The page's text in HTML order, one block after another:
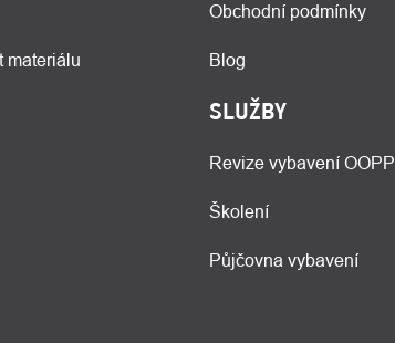
materiálu
Obchodní podmínky
Blog
SLUŽBY
Revize vybavení OOPP
Školení
Půjčovna vybavení